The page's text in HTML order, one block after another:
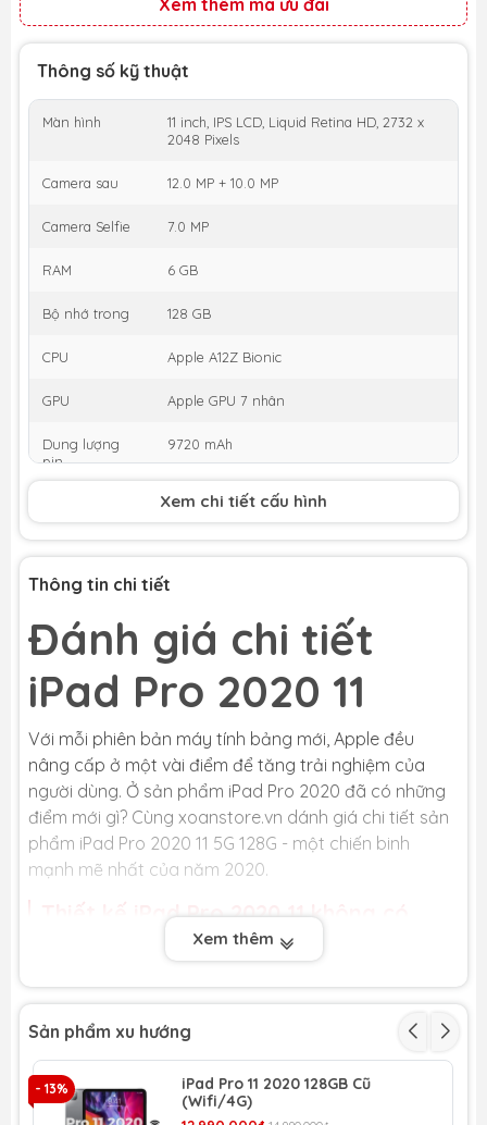
Thông số kỹ thuật
Màn hình
11 inch, IPS LCD, Liquid Retina HD, 2732 x
2048 Pixels
Camera sau 12.0 MP + 10.0 MP
Camera Selfie 7.0 MP
RAM 6 GB
Bộ nhớ trong 128 GB
CPU Apple A12Z Bionic
GPU Apple GPU 7 nhân
Dung lượng
pin
9720 mAh
mắt
03/2020
h5
Xem chi tiết cấu hình
Thông tin chi tiết
Đánh giá chi tiết
iPad Pro 2020 11
Với mỗi phiên bản máy tính bảng mới, Apple đều
nâng cấp ở một vài điểm để tăng trải nghiệm của
người dùng. Ở sản phẩm iPad Pro 2020 đã có những
điểm mới gì? Cùng xoanstore.vn dánh giá chi tiết sản
phẩm iPad Pro 2020 11 5G 128G - một chiến binh
mạnh mẽ nhất của năm 2020.
Thiết kế iPad Pro 2020 11 không có
Nhìn chung, phiên bản iPad Pro 2020 này không có
thay đổi so với mô hình năm 2018. Vẫn là tập trung
vào sự tinh tế và hiện đại của Apple.
Xem thêm
Sản phẩm xu hướng
- 13%
iPad Pro 11 2020 128GB Cũ
(Wifi/4G)